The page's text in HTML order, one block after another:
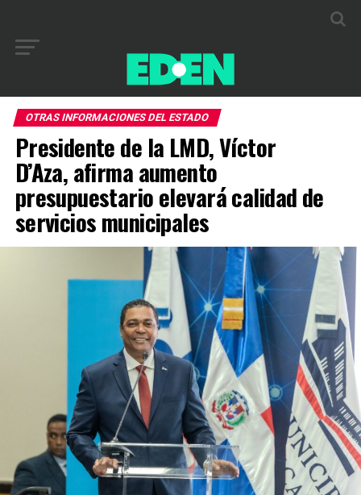
OTRAS INFORMACIONES DEL ESTADO
Presidente de la LMD, Víctor
D’Aza, afirma aumento
presupuestario elevará calidad de
servicios municipales